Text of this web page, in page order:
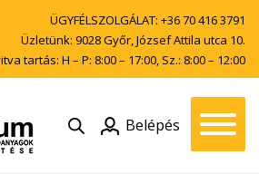
ÜGYFÉLSZOLGÁLAT: +36 70 416 3791
Üzletünk: 9028 Győr, József Attila utca 10.
tartás: H – P: 8:00 – 17:00, Sz.: 8:00 – 12:00
Belépés